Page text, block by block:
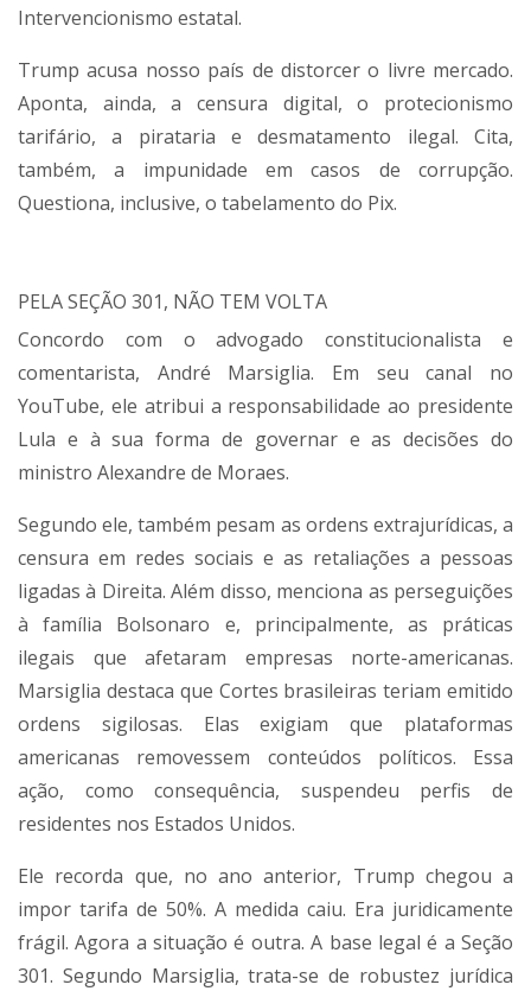
Intervencionismo estatal.
Trump acusa nosso país de distorcer o livre mercado.
Aponta, ainda, a censura digital, o protecionismo
tarifário, a pirataria e desmatamento ilegal. Cita,
também, a impunidade em casos de corrupção.
Questiona, inclusive, o tabelamento do Pix.
PELA SEÇÃO 301, NÃO TEM VOLTA
Concordo com o advogado constitucionalista e
comentarista, André Marsiglia. Em seu canal no
YouTube, ele atribui a responsabilidade ao presidente
Lula e à sua forma de governar e as decisões do
ministro Alexandre de Moraes.
Segundo ele, também pesam as ordens extrajurídicas, a
censura em redes sociais e as retaliações a pessoas
ligadas à Direita. Além disso, menciona as perseguições
à família Bolsonaro e, principalmente, as práticas
ilegais que afetaram empresas norte-americanas.
Marsiglia destaca que Cortes brasileiras teriam emitido
ordens sigilosas. Elas exigiam que plataformas
americanas removessem conteúdos políticos. Essa
ação, como consequência, suspendeu perfis de
residentes nos Estados Unidos.
Ele recorda que, no ano anterior, Trump chegou a
impor tarifa de 50%. A medida caiu. Era juridicamente
frágil. Agora a situação é outra. A base legal é a Seção
301. Segundo Marsiglia, trata-se de robustez jurídica